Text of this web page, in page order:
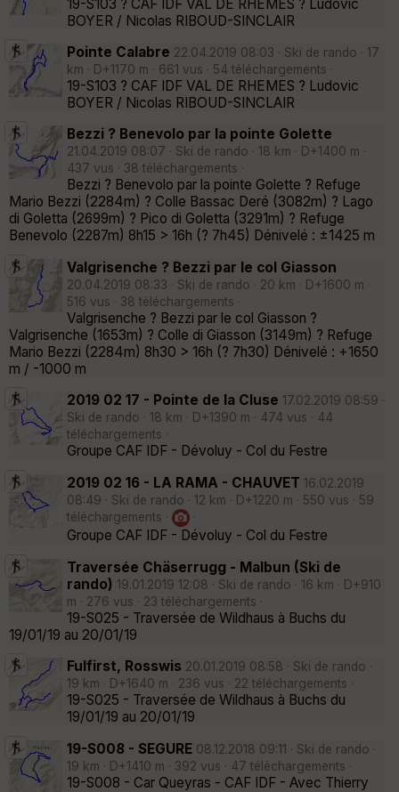
19-S103 ? CAF IDF VAL DE RHEMES ? Ludovic
BOYER / Nicolas RIBOUD-SINCLAIR
Pointe Calabre 22.04.2019 08:03 · Ski de rando · 17
km · D+1170 m · 661 vus · 54 téléchargements ·
19-S103 ? CAF IDF VAL DE RHEMES ? Ludovic
BOYER / Nicolas RIBOUD-SINCLAIR
Bezzi ? Benevolo par la pointe Golette
21.04.2019 08:07 · Ski de rando · 18 km · D+1400 m ·
437 vus · 38 téléchargements ·
Bezzi ? Benevolo par la pointe Golette ? Refuge
Mario Bezzi (2284m) ? Colle Bassac Deré (3082m) ? Lago
di Goletta (2699m) ? Pico di Goletta (3291m) ? Refuge
Benevolo (2287m) 8h15 > 16h (? 7h45) Dénivelé : ±1425 m
Valgrisenche ? Bezzi par le col Giasson
20.04.2019 08:33 · Ski de rando · 20 km · D+1600 m ·
516 vus · 38 téléchargements ·
Valgrisenche ? Bezzi par le col Giasson ?
Valgrisenche (1653m) ? Colle di Giasson (3149m) ? Refuge
Mario Bezzi (2284m) 8h30 > 16h (? 7h30) Dénivelé : +1650
m / -1000 m
2019 02 17 - Pointe de la Cluse 17.02.2019 08:59 ·
Ski de rando · 18 km · D+1390 m · 474 vus · 44
téléchargements ·
Groupe CAF IDF - Dévoluy - Col du Festre
2019 02 16 - LA RAMA - CHAUVET 16.02.2019
08:49 · Ski de rando · 12 km · D+1220 m · 550 vus · 59
téléchargements ·
·
Groupe CAF IDF - Dévoluy - Col du Festre
Traversée Chäserrugg - Malbun (Ski de
rando) 19.01.2019 12:08 · Ski de rando · 16 km · D+910
m · 276 vus · 23 téléchargements ·
19-S025 - Traversée de Wildhaus à Buchs du
19/01/19 au 20/01/19
Fulfirst, Rosswis 20.01.2019 08:58 · Ski de rando ·
19 km · D+1640 m · 236 vus · 22 téléchargements ·
19-S025 - Traversée de Wildhaus à Buchs du
19/01/19 au 20/01/19
19-S008 - SEGURE 08.12.2018 09:11 · Ski de rando ·
19 km · D+1410 m · 392 vus · 47 téléchargements ·
19-S008 - Car Queyras - CAF IDF - Avec Thierry